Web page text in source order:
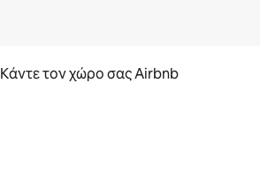
Κάντε τον χώρο σας Airbnb